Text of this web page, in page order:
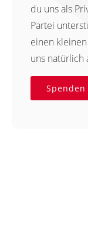
du uns als
Partei
einen
uns natürlich
Spenden